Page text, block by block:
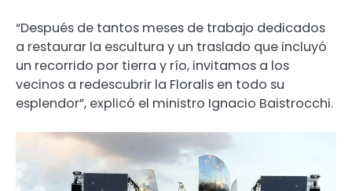
“Después de tantos meses de trabajo dedicados
a restaurar la escultura y un traslado que incluyó
un recorrido por tierra y río, invitamos a los
vecinos a redescubrir la Floralis en todo su
esplendor”, explicó el ministro Ignacio Baistrocchi.